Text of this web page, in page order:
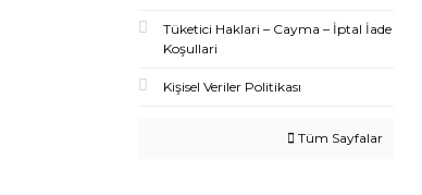
Tüketici Haklari – Cayma – İptal İade
Koşullari
Kişisel Veriler Politikası
Tüm Sayfalar